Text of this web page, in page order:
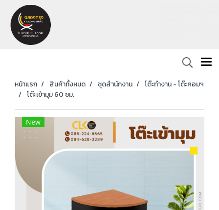
หน้าแรก สินค้าทั้งหมด ชุดสำนักงาน
โต๊ะทำงาน - โต๊ะคอมฯ
โต๊ะเข้ามุม 60 ซม.
New